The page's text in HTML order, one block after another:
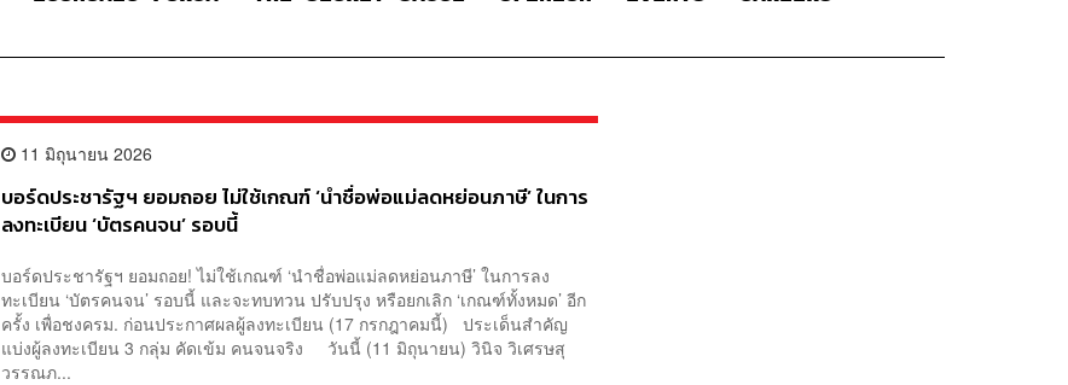
11 มิถุนายน 2026
บอร์ดประชารัฐฯ ยอมถอย ไม่ใช้เกณฑ์ ‘นำชื่อพ่อแม่ลดหย่อนภาษี’ ในการ
ลงทะเบียน ‘บัตรคนจน’ รอบนี้
บอร์ดประชารัฐฯ ยอมถอย! ไม่ใช้เกณฑ์ ‘นำชื่อพ่อแม่ลดหย่อนภาษี’ ในการลง
ทะเบียน ‘บัตรคนจน’ รอบนี้ และจะทบทวน ปรับปรุง หรือยกเลิก ‘เกณฑ์ทั้งหมด’ อีก
ครั้ง เพื่อชงครม. ก่อนประกาศผลผู้ลงทะเบียน (17 กรกฎาคมนี้) ประเด็นสำคัญ
แบ่งผู้ลงทะเบียน 3 กลุ่ม คัดเข้ม คนจนจริง วันนี้ (11 มิถุนายน) วินิจ วิเศรษสุ
วรรณภ...